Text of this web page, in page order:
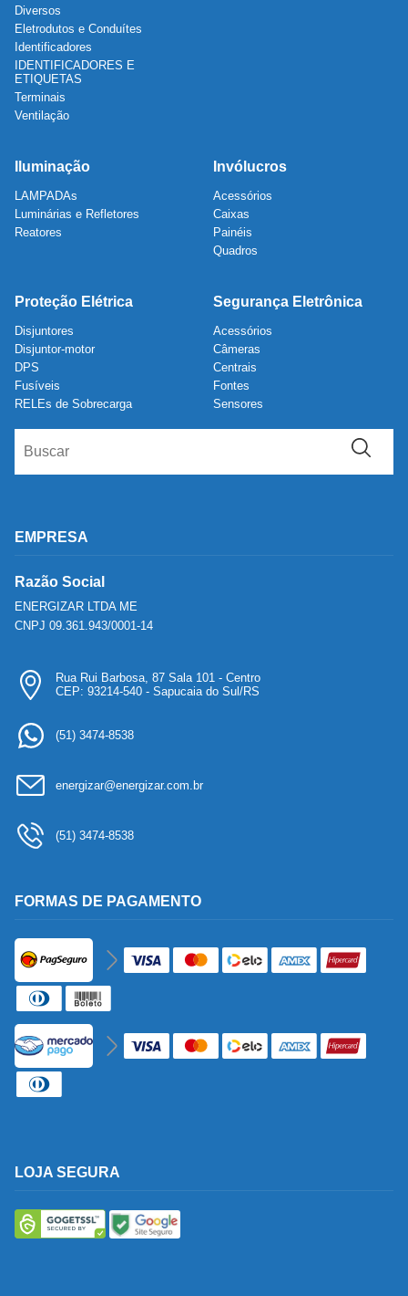
Diversos
Eletrodutos e Conduítes
Identificadores
IDENTIFICADORES E
ETIQUETAS
Terminais
Ventilação
Iluminação
LAMPADAs
Luminárias e Refletores
Reatores
Invólucros
Acessórios
Caixas
Painéis
Quadros
Proteção Elétrica
Disjuntores
Disjuntor-motor
DPS
Fusíveis
RELEs de Sobrecarga
Segurança Eletrônica
Acessórios
Câmeras
Centrais
Fontes
Sensores
EMPRESA
Razão Social
ENERGIZAR LTDA ME
CNPJ 09.361.943/0001-14
Rua Rui Barbosa, 87 Sala 101 - Centro
CEP: 93214-540 - Sapucaia do Sul/RS
(51) 3474-8538
energizar@energizar.com.br
(51) 3474-8538
FORMAS DE PAGAMENTO
LOJA SEGURA